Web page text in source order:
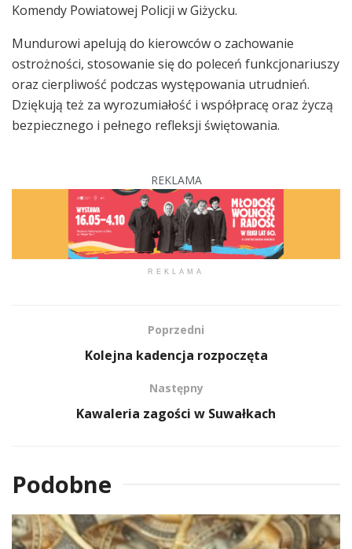
Komendy Powiatowej Policji w Giżycku.
Mundurowi apelują do kierowców o zachowanie
ostrożności, stosowanie się do poleceń funkcjonariuszy
oraz cierpliwość podczas występowania utrudnień.
Dziękują też za wyrozumiałość i współpracę oraz życzą
bezpiecznego i pełnego refleksji świętowania.
REKLAMA
REKLAMA
Poprzedni
Kolejna kadencja rozpoczęta
Następny
Kawaleria zagości w Suwałkach
Podobne